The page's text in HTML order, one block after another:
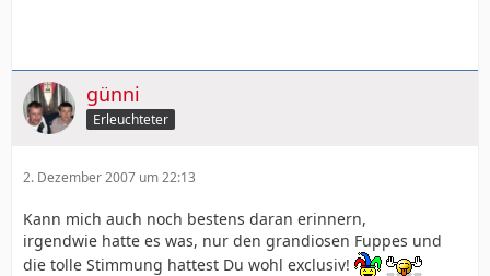
günni
Erleuchteter
2. Dezember 2007 um 22:13
Kann mich auch noch bestens daran erinnern,
irgendwie hatte es was, nur den grandiosen Fuppes und
die tolle Stimmung hattest Du wohl exclusiv!